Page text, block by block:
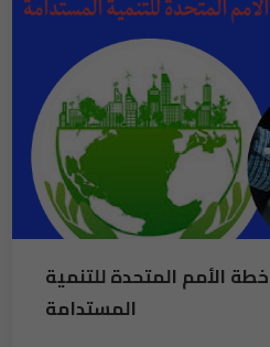
الأمم المتحدة للتنمية
المستدامة